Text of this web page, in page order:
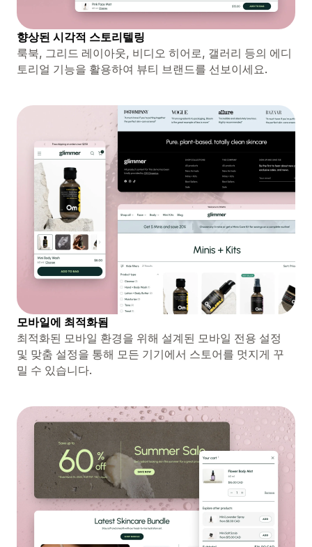
향상된 시각적 스토리텔링
룩북, 그리드 레이아웃, 비디오 히어로, 갤러리 등의 에디
토리얼 기능을 활용하여 뷰티 브랜드를 선보이세요.
모바일에 최적화됨
최적화된 모바일 환경을 위해 설계된 모바일 전용 설정
및 맞춤 설정을 통해 모든 기기에서 스토어를 멋지게 꾸
밀 수 있습니다.